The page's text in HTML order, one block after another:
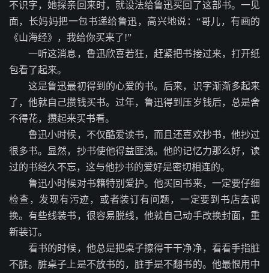
不识字，她探亲回来时，就设法给鲁迅买回了这部书。一见
面，长妈妈把一包书递给鲁迅，高兴地说：“哥儿，有画的
《山海经》，我给你买来了!”
一听这消息，鲁迅欣喜若狂，赶紧把书接过来，打开纸
包看了起来。
这是鲁迅最初得到的心爱的书。后来，识字渐渐多起来
了，他就自己攒钱买书。过年，鲁迅得到压岁钱后，总是舍
不得花，攒起来买书看。
鲁迅小时候，不仅酷爱读书，而且还喜欢抄书，他抄过
很多书。显然，抄书使他得益匪浅。他的记忆力那么好，读
过的书经久不忘，这与他抄书的爱好是密切相连的。
鲁迅小时候对书籍特别爱护。他买回书来，一定要仔细
检查，发现有污迹，或者装订有问题，一定要到书店去调
换。有些线装书，很容易脱线，他就自己动手改换封面，重
新装订。
看书的时候，他总是把桌子擦得干干净净，看看手指脏
不脏。脏桌子上是不放书的，脏手是不翻书的。他最恨用中